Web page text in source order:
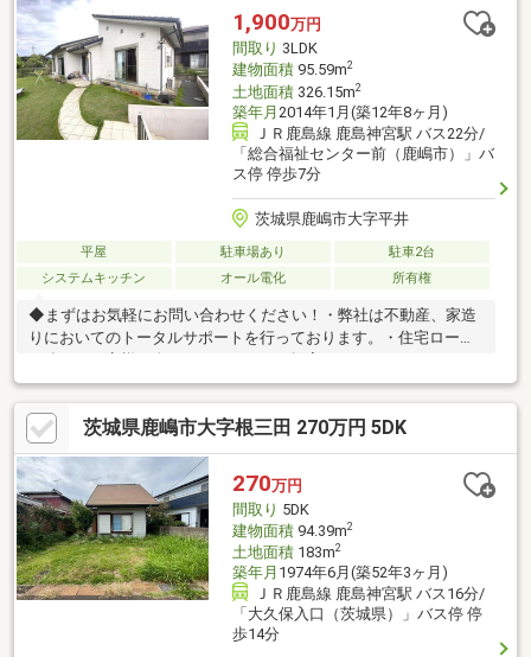
ください。
1,900万円
間取り 3LDK
建物面積95.59m2
土地面積326.15m2
築年月 2014年1月(築12年8ヶ月)
ＪＲ鹿島線 鹿島神宮駅 バス22分/
「総合福祉センター前（鹿嶋市）」バ
ス停 停歩7分
茨城県鹿嶋市大字平井
平屋 駐車場あり
駐車2台
システムキッチン
オール電化 所有権
◆まずはお気軽にお問い合わせください！・弊社は不動産、家造
りにおいてのトータルサポートを行っております。・住宅ローン
す。・スタッフ一同、誠心誠意ご対応させていただきます！◆経
験知識が豊富なスタッフが在籍！迅速な対応を心掛けておりま
す。・お問合せを受けてから即日ご対応をさせていただきま
す。・その他物件情報も多数ございます！お気軽にお問い合わせ
ください。
茨城県鹿嶋市大字根三田 270万円 5DK
270万円
間取り 5DK
建物面積94.39m2
土地面積183m2
築年月 1974年6月(築52年3ヶ月)
ＪＲ鹿島線 鹿島神宮駅 バス16分/
「大久保入口（茨城県）」バス停 停
歩14分